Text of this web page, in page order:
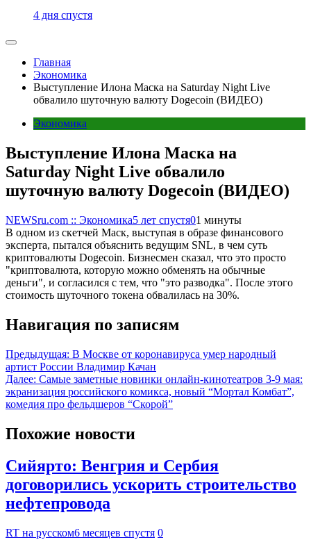
4 дня спустя
Главная
Экономика
Выступление Илона Маска на Saturday Night Live
обвалило шуточную валюту Dogecoin (ВИДЕО)
Экономика
Выступление Илона Маска на
Saturday Night Live обвалило
шуточную валюту Dogecoin (ВИДЕО)
NEWSru.com :: Экономика5 лет спустя01 минуты
В одном из скетчей Маск, выступая в образе финансового
эксперта, пытался объяснить ведущим SNL, в чем суть
криптовалюты Dogecoin. Бизнесмен сказал, что это просто
"криптовалюта, которую можно обменять на обычные
деньги", и согласился с тем, что "это разводка". После этого
стоимость шуточного токена обвалилась на 30%.
Навигация по записям
Предыдущая: В Москве от коронавируса умер народный
артист России Владимир Качан
Далее: Самые заметные новинки онлайн-кинотеатров 3-9 мая:
экранизация российского комикса, новый “Мортал Комбат”,
комедия про фельдшеров “Скорой”
Похожие новости
Сийярто: Венгрия и Сербия
договорились ускорить строительство
нефтепровода
RT на русском6 месяцев спустя 0